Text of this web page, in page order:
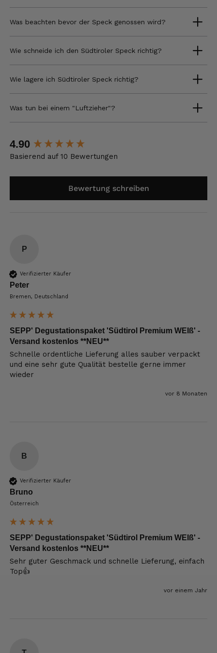
Was beachten bevor der Speck genossen wird?
Wie schneide ich den Südtiroler Speck richtig?
Wie lagere ich Südtiroler Speck richtig?
Was tun bei einem "Luftzieher"?
4.90
Basierend auf 10 Bewertungen
Bewertung schreiben
P
Verifizierter Käufer
Peter
Bremen, Deutschland
SEPP' Degustationspaket 'Südtirol Premium WEIß' -
Versand kostenlos **NEU**
Schnelle ordentliche Lieferung alles sauber verpackt
und eine sehr gute Qualität bestelle gerne immer
wieder
vor 8 Monaten
B
Verifizierter Käufer
Bruno
Österreich
SEPP' Degustationspaket 'Südtirol Premium WEIß' -
Versand kostenlos **NEU**
Sehr guter Geschmack und schnelle Lieferung, einfach
Top👍
vor einem Jahr
New content loaded